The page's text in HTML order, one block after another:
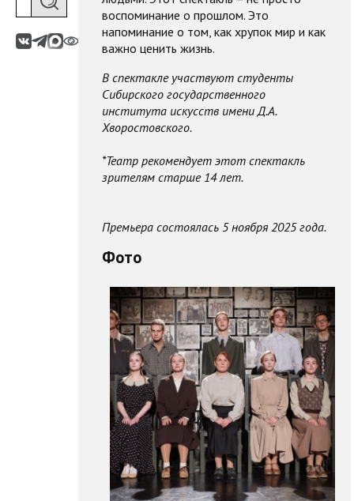
воспоминание о прошлом. Это
напоминание о том, как хрупок мир и как
важно ценить жизнь.
В спектакле участвуют студенты
Сибирского государственного
института искусств имени Д.А.
Хворостовского.
*Театр рекомендует этот спектакль
зрителям старше 14 лет.
Премьера состоялась 5 ноября 2025 года.
Фото